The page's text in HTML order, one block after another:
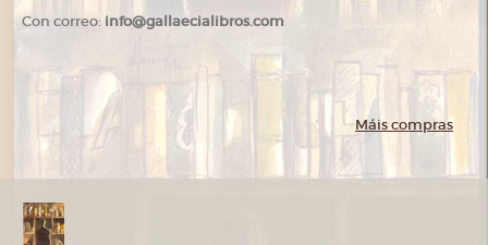
Con correo: info@gallaecialibros.com
Máis compras